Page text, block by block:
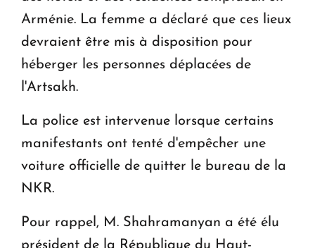
Arménie. La femme a déclaré que ces lieux
devraient être mis à disposition pour
héberger les personnes déplacées de
l'Artsakh.
La police est intervenue lorsque certains
manifestants ont tenté d'empêcher une
voiture officielle de quitter le bureau de la
NKR.
Pour rappel, M. Shahramanyan a été élu
président de la République du Haut-